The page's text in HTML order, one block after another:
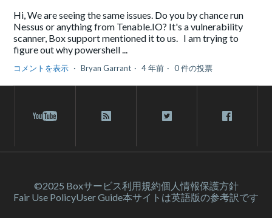
Hi, We are seeing the same issues. Do you by chance run
Nessus or anything from Tenable.IO? It's a vulnerability
scanner, Box support mentioned it to us. I am trying to
figure out why powershell ...
コメントを表示 Bryan Garrant 4 年前 0 件の投票
©2025 Boxサービス利⽤規約個人情報保護方針
Fair Use PolicyUser Guide本サイトは英語版の参考訳です